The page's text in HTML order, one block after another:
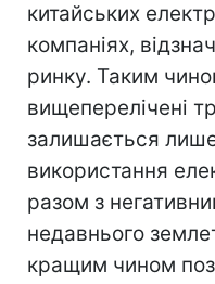
китайських
компаніях,
ринку. Таким
вищеперелічені
залишається
використання
разом з
недавнього
кращим чином